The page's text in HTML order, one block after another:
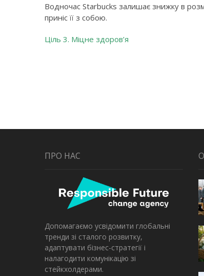
Водночас Starbucks залишає знижку в
приніс її з собою.
Ціль 3. Міцне здоров’я
ПРО НАС
Допомагаємо усвідомити глобальні
тренди зі сталого розвитку,
адаптувати бізнес-стратегії і
налагодити комунікацію зі
стейкхолдерами.